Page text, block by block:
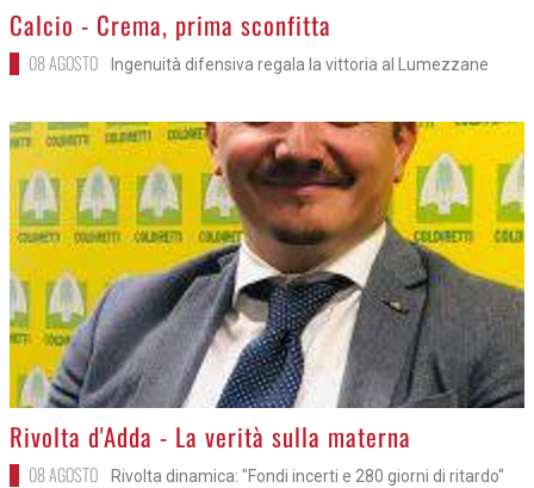
>
Calcio - Crema, prima sconfitta
08 AGOSTO Ingenuità difensiva regala la vittoria al Lumezzane
>
Rivolta d'Adda - La verità sulla materna
08 AGOSTO Rivolta dinamica: "Fondi incerti e 280 giorni di ritardo"